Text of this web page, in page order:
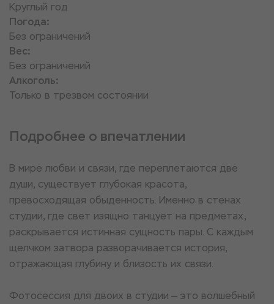
Круглый год
Погода:
Без ограничений
Вес:
Без ограничений
Алкоголь:
Только в трезвом состоянии
Подробнее о впечатлении
В мире любви и связи, где переплетаются две
души, существует глубокая красота,
превосходящая обыденность. Именно в стенах
студии, где свет изящно танцует на предметах,
раскрывается истинная сущность пары. С каждым
щелчком затвора разворачивается история,
отражающая глубину и близость их связи.
Фотосессия для двоих в студии — это волшебный